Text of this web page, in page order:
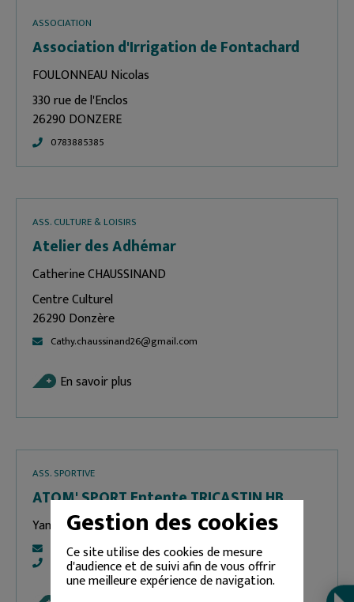
ASSOCIATION
Association d'Irrigation de Fontachard
FOULONNEAU Nicolas
330 rue de l'Enclos
26290 DONZERE
0783885385
ASS. CULTURE & LOISIRS
Atelier des Adhémar
Catherine CHAUSSINAND
Centre Culturel
26290 Donzère
Cathy.chaussinand26@gmail.com
En savoir plus
ASS. SPORTIVE
ATOM' SPORT Entente TRICASTIN HB
Yann NEVISSAS
5126019@ffhandball.net
07 83 03 86 23
Gestion des cookies
Ce site utilise des cookies de mesure
d'audience et de suivi afin de vous offrir
une meilleure expérience de navigation.